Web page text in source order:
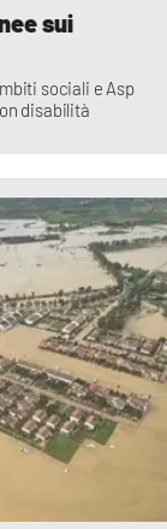
sui
sociali e Asp
disabilità